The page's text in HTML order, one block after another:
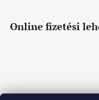
Online fizetési